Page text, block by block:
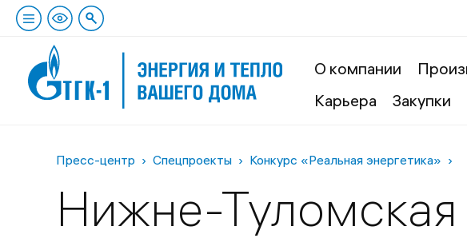
О компании
Карьера
Закупки
Пресс-центр Спецпроекты Конкурс «Реальная энергетика»
Нижне-